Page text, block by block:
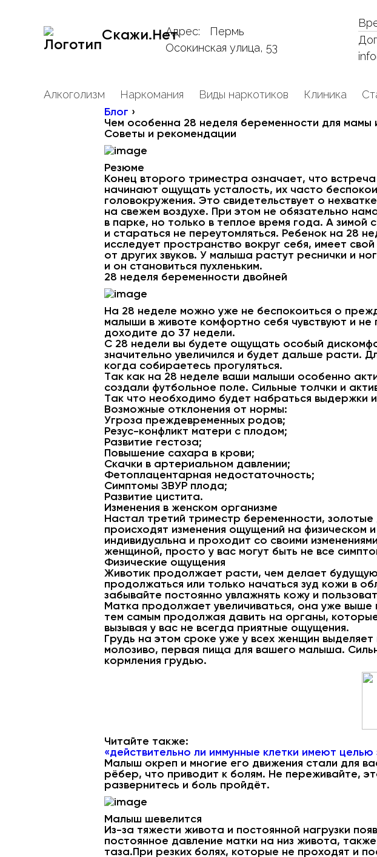
Скажи.НетАдрес:
Пермь
Осокинская улица, 53
Алкоголизм Наркомания Виды наркотиков Клиника
Блог ›
Чем особенна 28 неделя беременности для мамы
Советы и рекомендации
Резюме
Конец второго триместра означает, что
начинают ощущать усталость, их часто
головокружения. Это свидетельствует о
на свежем воздухе. При этом не обязательно
в парке, но только в теплое время года. А зимой
и стараться не переутомляться. Ребенок на 28
исследует пространство вокруг себя, имеет
от других звуков. У малыша растут реснички и
и он становиться пухленьким.
28 неделя беременности двойней
На 28 неделе можно уже не беспокоиться о
малыши в животе комфортно себя чувствуют и
доходите до 37 недели.
С 28 недели вы будете ощущать особый
значительно увеличился и будет дальше расти.
когда собираетесь прогуляться.
Так как на 28 неделе ваши малыши особенно
создали футбольное поле. Сильные толчки и
Так что необходимо будет набраться выдержки
Возможные отклонения от нормы:
Угроза преждевременных родов;
Резус-конфликт матери с плодом;
Развитие гестоза;
Повышение сахара в крови;
Скачки в артериальном давлении;
Фетоплацентарная недостаточность;
Симптомы ЗВУР плода;
Развитие цистита.
Изменения в женском организме
Настал третий триместр беременности,
происходят изменения ощущений на
индивидуальна и проходит со своими
женщиной, просто у вас могут быть не все
Физические ощущения
Животик продолжает расти, чем делает
продолжаться или только начаться зуд кожи в
забывайте постоянно увлажнять кожу и
Матка продолжает увеличиваться, она уже
тем самым продолжая давить на органы,
вызывая у вас не всегда приятные ощущения.
Грудь на этом сроке уже у всех женщин
молозиво, первая пища для вашего малыша.
кормления грудью.
Читайте также:
«действительно ли иммунные клетки имеют
Малыш окреп и многие его движения стали для
рёбер, что приводит к болям. Не переживайте,
развернитесь и боль пройдёт.
Малыш шевелится
Из-за тяжести живота и постоянной нагрузки
постоянное давление матки на низ живота,
таза.При резких болях, которые не проходят и